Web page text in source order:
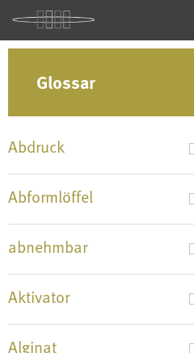
Glossar
Abdruck
Abformlöffel
abnehmbar
Aktivator
Alginat